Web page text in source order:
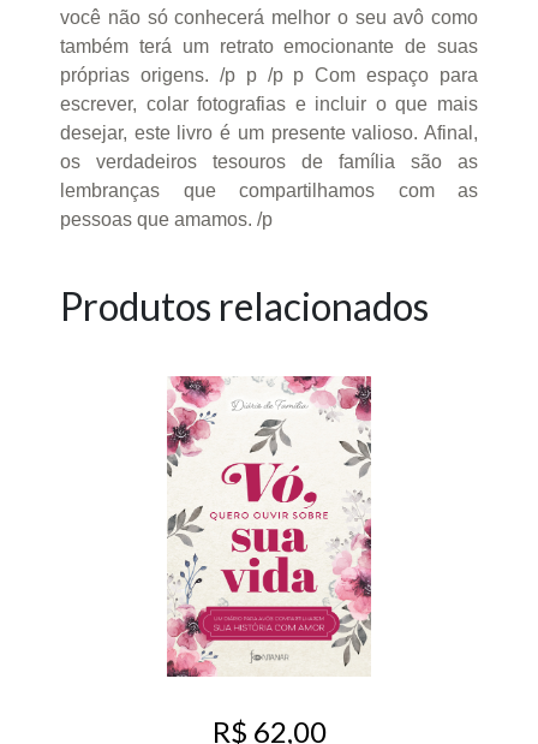
você não só conhecerá melhor o seu avô como
também terá um retrato emocionante de suas
próprias origens. /p p /p p Com espaço para
escrever, colar fotografias e incluir o que mais
desejar, este livro é um presente valioso. Afinal,
os verdadeiros tesouros de família são as
lembranças que compartilhamos com as
pessoas que amamos. /p
Produtos relacionados
R$ 62,00